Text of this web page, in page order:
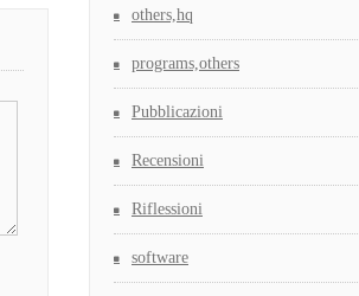
others,hq
programs,others
Pubblicazioni
Recensioni
Riflessioni
software